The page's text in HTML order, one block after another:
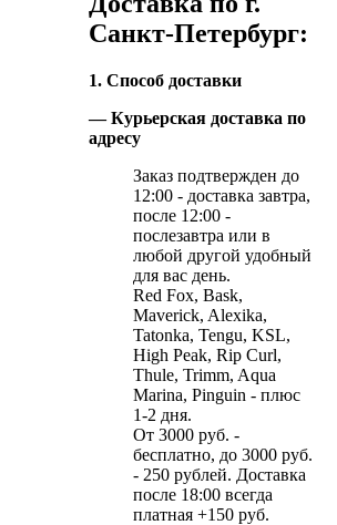
Санкт-Петербург:
1. Способ доставки
— Курьерская доставка по
адресу
Заказ подтвержден до
12:00 - доставка завтра,
после 12:00 -
послезавтра или в
любой другой удобный
для вас день.
Red Fox, Bask,
Maverick, Alexika,
Tatonka, Tengu, KSL,
High Peak, Rip Curl,
Thule, Trimm, Aqua
Marina, Pinguin - плюс
1-2 дня.
От 3000 руб. -
бесплатно, до 3000 руб.
- 250 рублей. Доставка
после 18:00 всегда
платная +150 руб.